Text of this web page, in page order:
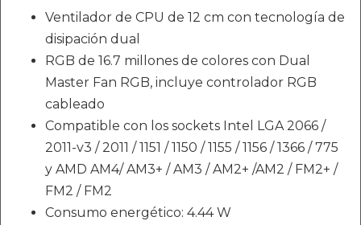
Ventilador de CPU de 12 cm con tecnología de
disipación dual
RGB de 16.7 millones de colores con Dual
Master Fan RGB, incluye controlador RGB
cableado
Compatible con los sockets Intel LGA 2066 /
2011-v3 / 2011 / 1151 / 1150 / 1155 / 1156 / 1366 / 775
y AMD AM4/ AM3+ / AM3 / AM2+ /AM2 / FM2+ /
FM2 / FM2
Consumo energético: 4.44 W